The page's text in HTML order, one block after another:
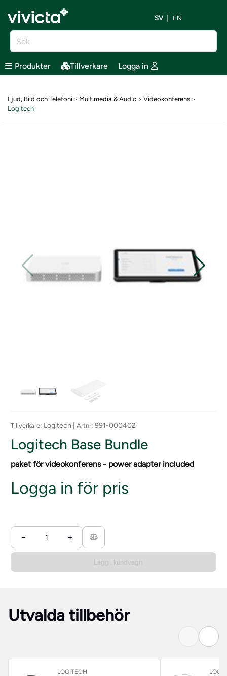
SV EN
Produkter Tillverkare Logga in
Ljud, Bild och Telefoni > Multimedia & Audio > Videokonferens >
Logitech
Tillverkare: Logitech | Artnr: 991-000402
Logitech Base Bundle
paket för videokonferens - power adapter included
Logga in för pris
− +
Lägg i kundvagn
Utvalda tillbehör
LOGITECH